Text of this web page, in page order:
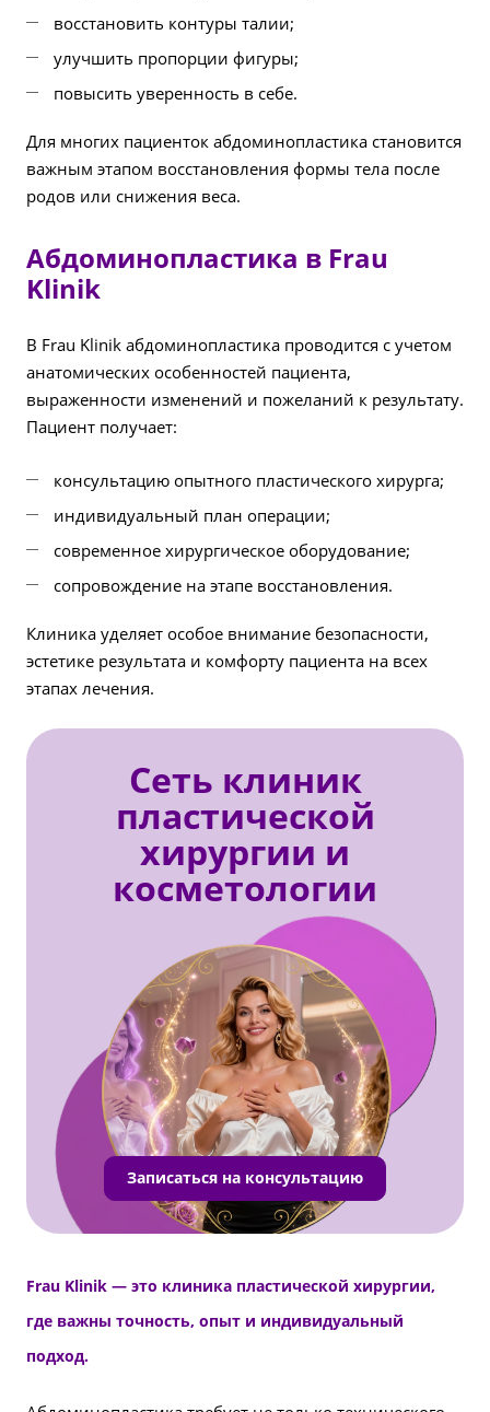
восстановить контуры талии;
улучшить пропорции фигуры;
повысить уверенность в себе.
Для многих пациенток абдоминопластика становится
важным этапом восстановления формы тела после
родов или снижения веса.
Абдоминопластика в Frau
Klinik
В Frau Klinik абдоминопластика проводится с учетом
анатомических особенностей пациента,
выраженности изменений и пожеланий к результату.
Пациент получает:
консультацию опытного пластического хирурга;
индивидуальный план операции;
современное хирургическое оборудование;
сопровождение на этапе восстановления.
Клиника уделяет особое внимание безопасности,
эстетике результата и комфорту пациента на всех
этапах лечения.
Сеть клиник
пластической
хирургии и
косметологии
Записаться на консультацию
Frau Klinik — это клиника пластической хирургии,
где важны точность, опыт и индивидуальный
подход.